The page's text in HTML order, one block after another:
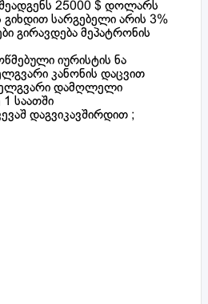
25000 $ დოლარს
სარგებელი არის 3%
გირავდება მეპატრონის
იურისტის ნა
კანონის დაცვით
დამღლელი
საათში
დაგვიკავშირდით ;